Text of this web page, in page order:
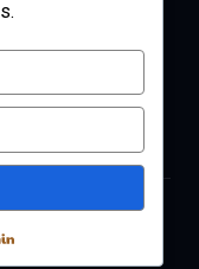
de Panamá